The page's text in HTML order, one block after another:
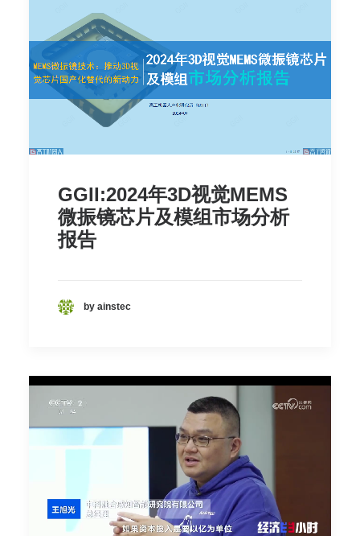
GGII:2024年3D视觉MEMS
微振镜芯片及模组市场分析
报告
by ainstec